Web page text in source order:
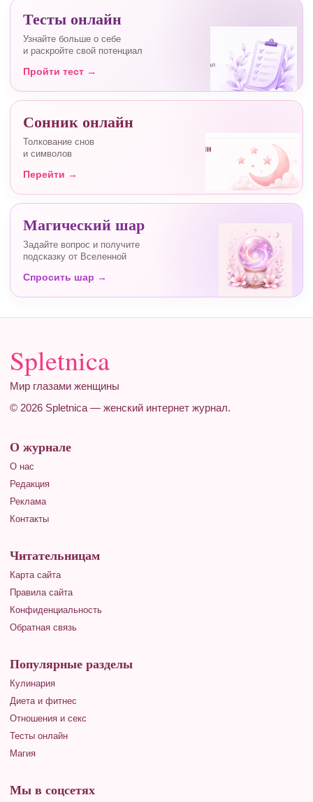
Тесты онлайн
Узнайте больше о себе
и раскройте свой потенциал
Пройти тест →
Сонник онлайн
Толкование снов
и символов
Перейти →
Магический шар
Задайте вопрос и получите
подсказку от Вселенной
Спросить шар →
Spletnica
Мир глазами женщины
© 2026 Spletnica — женский интернет журнал.
О журнале
О нас
Редакция
Реклама
Контакты
Читательницам
Карта сайта
Правила сайта
Конфиденциальность
Обратная связь
Популярные разделы
Кулинария
Диета и фитнес
Отношения и секс
Тесты онлайн
Магия
Мы в соцсетях